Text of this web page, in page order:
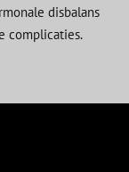
disbalans
complicaties.